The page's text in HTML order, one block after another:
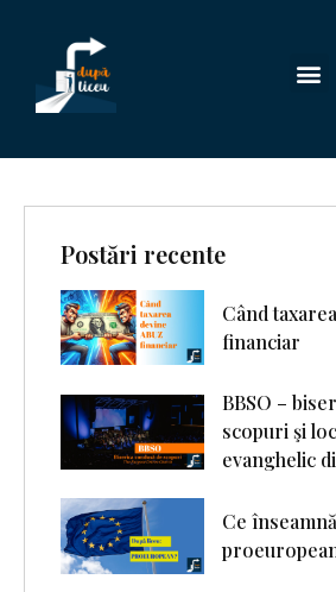
Postări recente
Când
financiar
BBSO –
scopuri şi
evanghelic
Ce